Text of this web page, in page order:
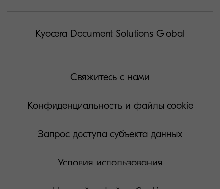
Kyocera Document Solutions Global
Свяжитесь с нами
Конфиденциальность и файлы cookie
Запрос доступа субъекта данных
Условия использования